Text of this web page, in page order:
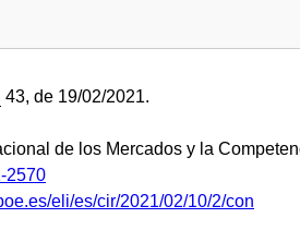
43, de 19/02/2021.
de los Mercados y la
2570
eli/es/cir/2021/02/10/2/con